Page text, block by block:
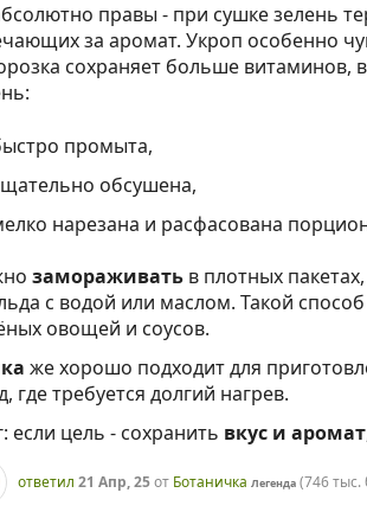
правы - при сушке зелень
за аромат. Укроп особенно
сохраняет больше витаминов,
промыта,
обсушена,
нарезана и расфасована
замораживать в плотных
с водой или маслом. Такой
овощей и соусов.
же хорошо подходит для
где требуется долгий нагрев.
если цель - сохранить вкус и аромат
ответил 21 Апр, 25от Ботаничка Легенда (746 тыс.